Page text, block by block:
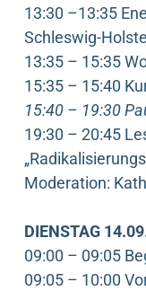
13:30 –13:35
Schleswig-
13:35 – 15:35
15:35 – 15:40
15:40 – 19:30
19:30 – 20:45
Moderation:
DIENSTAG
09:00 – 09:05
09:05 – 10:00